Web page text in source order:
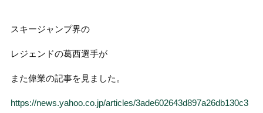
スキージャンプ界の
レジェンドの葛西選手が
また偉業の記事を見ました。
https://news.yahoo.co.jp/articles/3ade602643d897a26db130c3